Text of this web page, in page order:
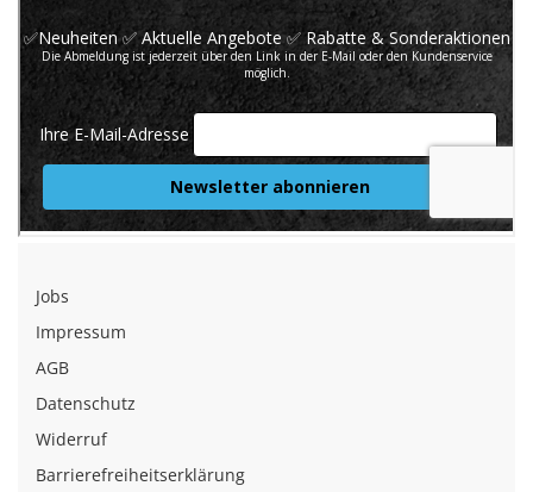
Jobs
Impressum
AGB
Datenschutz
Widerruf
Barrierefreiheitserklärung